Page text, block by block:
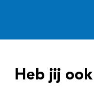
Heb jij